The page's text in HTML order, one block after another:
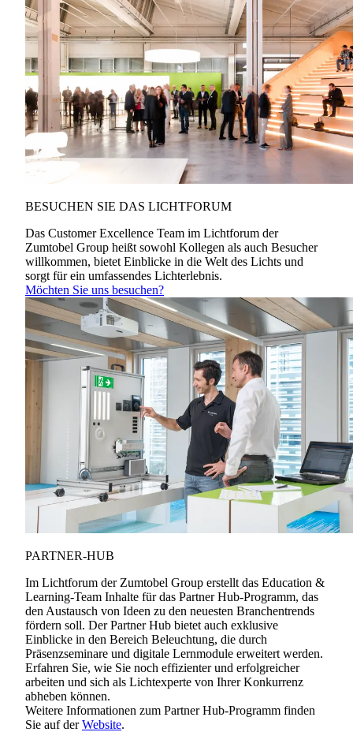
BESUCHEN SIE DAS LICHTFORUM
Das Customer Excellence Team im Lichtforum der
Zumtobel Group heißt sowohl Kollegen als auch Besucher
willkommen, bietet Einblicke in die Welt des Lichts und
sorgt für ein umfassendes Lichterlebnis.
Möchten Sie uns besuchen?
PARTNER-HUB
Im Lichtforum der Zumtobel Group erstellt das Education &
Learning-Team Inhalte für das Partner Hub-Programm, das
den Austausch von Ideen zu den neuesten Branchentrends
fördern soll. Der Partner Hub bietet auch exklusive
Einblicke in den Bereich Beleuchtung, die durch
Präsenzseminare und digitale Lernmodule erweitert werden.
Erfahren Sie, wie Sie noch effizienter und erfolgreicher
arbeiten und sich als Lichtexperte von Ihrer Konkurrenz
abheben können.
Weitere Informationen zum Partner Hub-Programm finden
Sie auf derWebsite.